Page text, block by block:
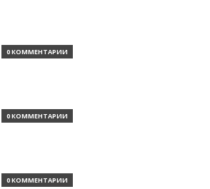
0 КОММЕНТАРИИ
0 КОММЕНТАРИИ
0 КОММЕНТАРИИ